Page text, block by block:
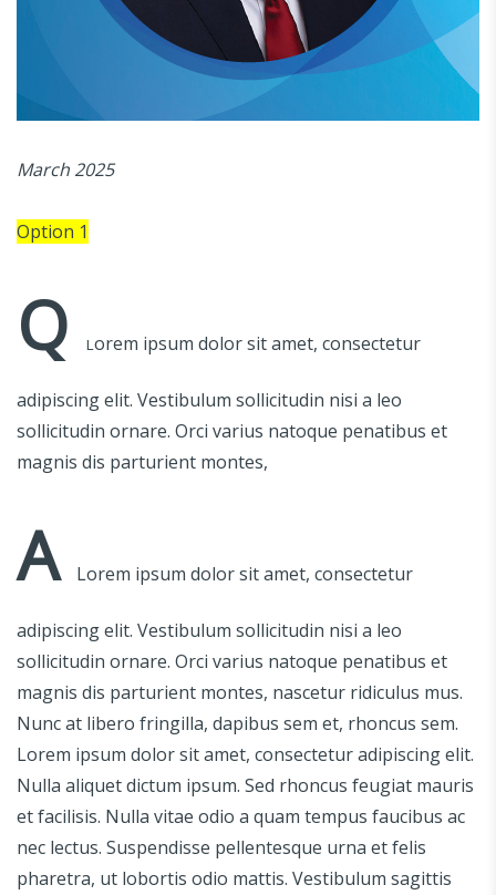
March 2025
Option 1
Q Lorem ipsum dolor sit amet, consectetur
adipiscing elit. Vestibulum sollicitudin nisi a leo
sollicitudin ornare. Orci varius natoque penatibus et
magnis dis parturient montes,
A Lorem ipsum dolor sit amet, consectetur
adipiscing elit. Vestibulum sollicitudin nisi a leo
sollicitudin ornare. Orci varius natoque penatibus et
magnis dis parturient montes, nascetur ridiculus mus.
Nunc at libero fringilla, dapibus sem et, rhoncus sem.
Lorem ipsum dolor sit amet, consectetur adipiscing elit.
Nulla aliquet dictum ipsum. Sed rhoncus feugiat mauris
et facilisis. Nulla vitae odio a quam tempus faucibus ac
nec lectus. Suspendisse pellentesque urna et felis
pharetra, ut lobortis odio mattis. Vestibulum sagittis